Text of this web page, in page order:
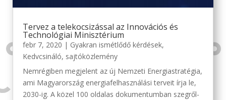
Tervez a telekocsizással az Innovációs és
Technológiai Minisztérium
febr 7, 2020 | Gyakran ismétlődő kérdések,
Kedvcsináló, sajtóközlemény
Nemrégiben megjelent az új Nemzeti Energiastratégia,
ami Magyarország energiafelhasználási terveit írja le,
2030-ig. A közel 100 oldalas dokumentumban szegről-